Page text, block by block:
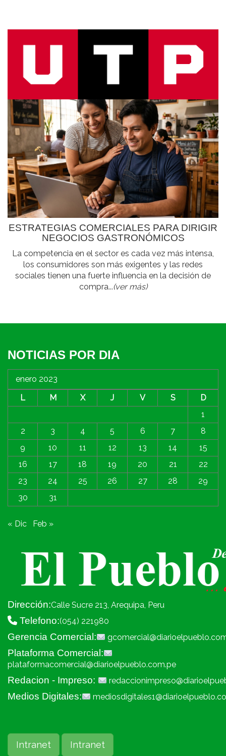
ESTRATEGIAS COMERCIALES PARA DIRIGIR
NEGOCIOS GASTRONÓMICOS
La competencia en el sector es cada vez más intensa,
los consumidores son más exigentes y las redes
sociales tienen una fuerte influencia en la decisión de
compra...(ver más)
NOTICIAS POR DIA
enero 2023
L
M X J V S
D
1
2
3 4 5 6 7
8
9
10 11 12 13 14
15
16
17 18 19 20 21
22
23
24 25 26 27 28
29
30
31
« Dic Feb »
Dirección:Calle Sucre 213, Arequipa, Peru
Telefono:(054) 221980
Gerencia Comercial:
Plataforma Comercial:
plataformacomercial@diarioelpueblo.com.pe
Redacion - Impreso:
Medios Digitales:
Intranet Intranet